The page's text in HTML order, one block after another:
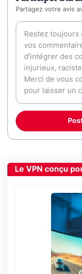
Partagez votre avis
Le VPN conçu